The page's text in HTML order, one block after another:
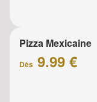
Pizza Mexicaine
Dès 9.99 €